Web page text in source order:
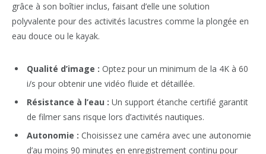
grâce à son boîtier inclus, faisant d’elle une solution
polyvalente pour des activités lacustres comme la plongée en
eau douce ou le kayak.
Qualité d’image : Optez pour un minimum de la 4K à 60
i/s pour obtenir une vidéo fluide et détaillée.
Résistance à l’eau : Un support étanche certifié garantit
de filmer sans risque lors d’activités nautiques.
Autonomie : Choisissez une caméra avec une autonomie
d’au moins 90 minutes en enregistrement continu pour